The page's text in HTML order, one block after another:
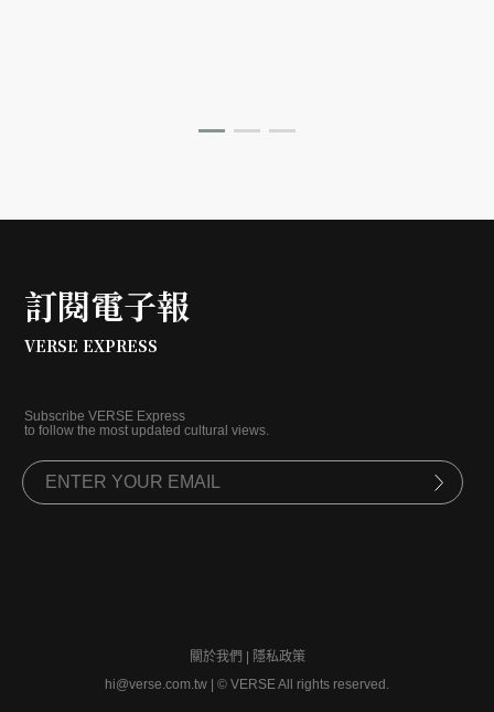
訂閱電子報
VERSE EXPRESS
Subscribe VERSE Express
to follow the most updated cultural views.
關於我們 | 隱私政策
hi@verse.com.tw | © VERSE All rights reserved.